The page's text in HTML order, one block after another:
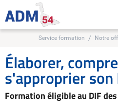
Service formation Notre
Élaborer,
s'approprier son
Formation éligible au DIF